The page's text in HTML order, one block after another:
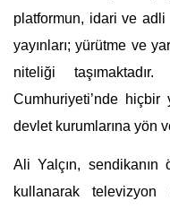
platformun, idari ve adli
yayınları; yürütme ve
niteliği
Cumhuriyeti’nde
devlet kurumlarına yön
Ali Yalçın,
kullanarak